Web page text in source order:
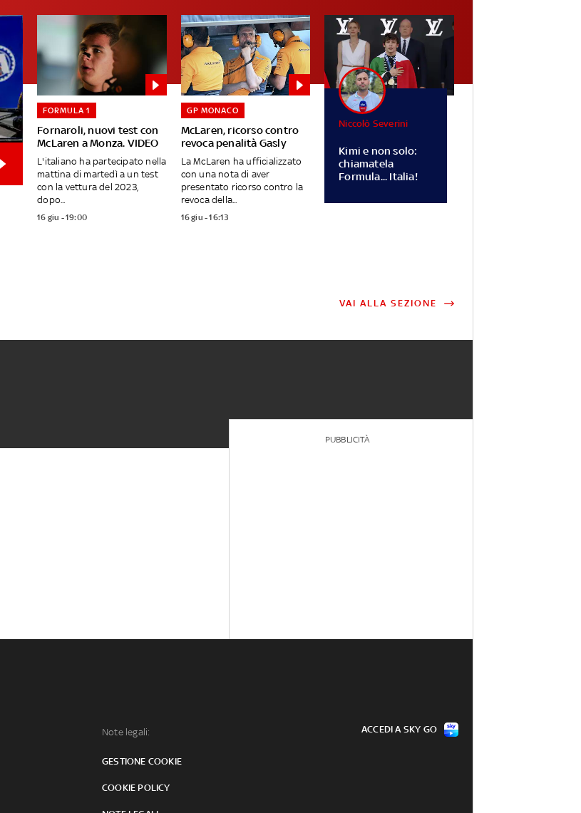
Fornaroli, nuovi test con
McLaren a Monza. VIDEO
FORMULA 1
L'italiano ha partecipato nella
mattina di martedì a un test
con la vettura del 2023,
dopo...
16 giu - 19:00
McLaren, ricorso contro
revoca penalità Gasly
GP MONACO
La McLaren ha ufficializzato
con una nota di aver
presentato ricorso contro la
revoca della...
16 giu - 16:13
Kimi e non solo:
chiamatela
Formula... Italia!
Niccolò Severini
VAI ALLA SEZIONE
PUBBLICITÀ
Note legali:
GESTIONE COOKIE
COOKIE POLICY
ACCEDI A SKY GO